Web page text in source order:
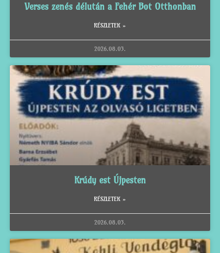
Verses zenés délután a Fehér Bot Otthonban
RÉSZLETEK »
2026.08.03.
Krúdy est Újpesten
RÉSZLETEK »
2026.08.03.